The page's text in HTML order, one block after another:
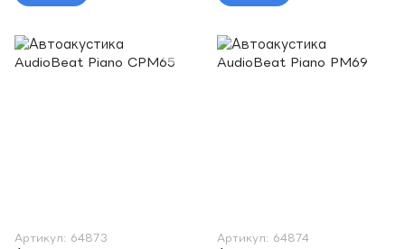
Артикул: 64873 Артикул: 64874